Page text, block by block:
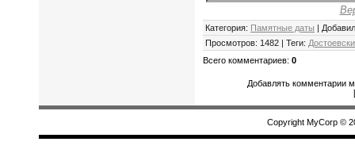
Категория: Памятные даты | Добавил
Просмотров: 1482 | Теги:
Всего комментариев: 0
Добавлять комментарии
Copyright MyCorp ©